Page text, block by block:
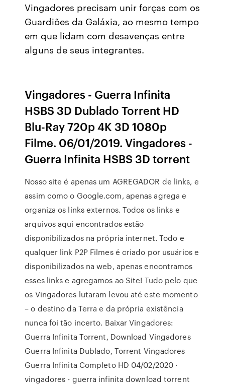
Vingadores precisam unir forças com os
Guardiões da Galáxia, ao mesmo tempo
em que lidam com desavenças entre
alguns de seus integrantes.
Vingadores - Guerra Infinita
HSBS 3D Dublado Torrent HD
Blu-Ray 720p 4K 3D 1080p
Filme. 06/01/2019. Vingadores -
Guerra Infinita HSBS 3D torrent
Nosso site é apenas um AGREGADOR de links, e
assim como o Google.com, apenas agrega e
organiza os links externos. Todos os links e
arquivos aqui encontrados estão
disponibilizados na própria internet. Todo e
qualquer link P2P Filmes é criado por usuários e
disponibilizados na web, apenas encontramos
esses links e agregamos ao Site! Tudo pelo que
os Vingadores lutaram levou até este momento
– o destino da Terra e da própria existência
nunca foi tão incerto. Baixar Vingadores:
Guerra Infinita Torrent, Download Vingadores
Guerra Infinita Dublado, Torrent Vingadores
Guerra Infinita Completo HD 04/02/2020 ·
vingadores - guerra infinita download torrent